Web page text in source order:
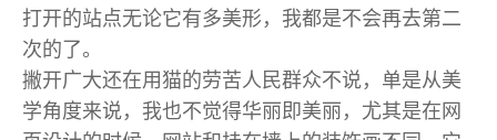
打开的站点无论它有多美形，我都是不会再去第二
次的了。
撇开广大还在用猫的劳苦人民群众不说，单是从美
学角度来说，我也不觉得华丽即美丽，尤其是在网